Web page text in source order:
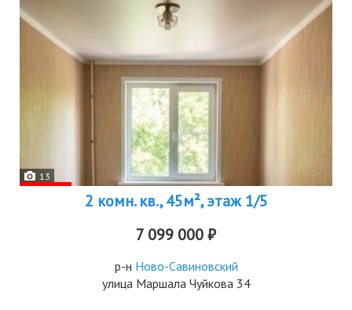
13
2 комн. кв., 45м², этаж 1/5
7 099 000 ₽
р-н Ново-Савиновский
улица Маршала Чуйкова 34